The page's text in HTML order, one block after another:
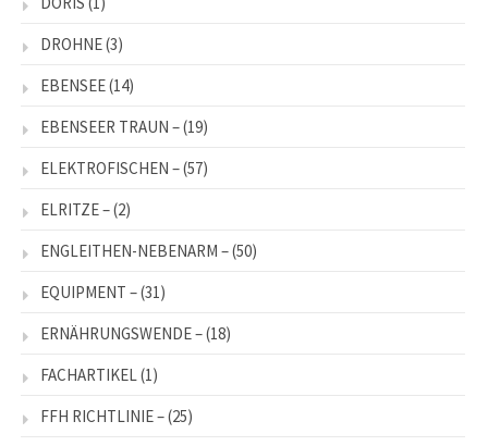
DROHNE(3)
EBENSEE(14)
EBENSEER TRAUN –(19)
ELEKTROFISCHEN –(57)
ELRITZE –(2)
ENGLEITHEN-NEBENARM –(50)
EQUIPMENT –(31)
ERNÄHRUNGSWENDE –(18)
FACHARTIKEL(1)
FFH RICHTLINIE –(25)